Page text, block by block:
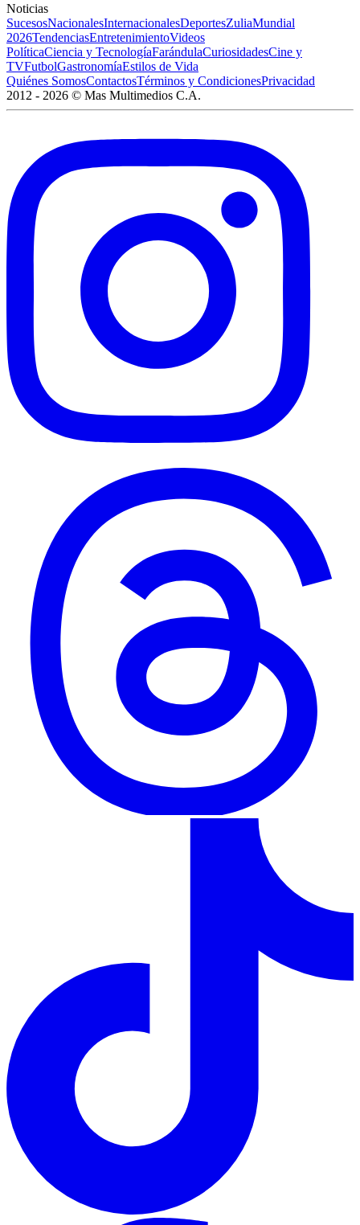
Noticias
SucesosNacionalesInternacionalesDeportesZuliaMundial
2026TendenciasEntretenimientoVideos
PolíticaCiencia y TecnologíaFarándulaCuriosidadesCine y
TVFutbolGastronomíaEstilos de Vida
Quiénes SomosContactosTérminos y CondicionesPrivacidad
2012 - 2026 © Mas Multimedios C.A.